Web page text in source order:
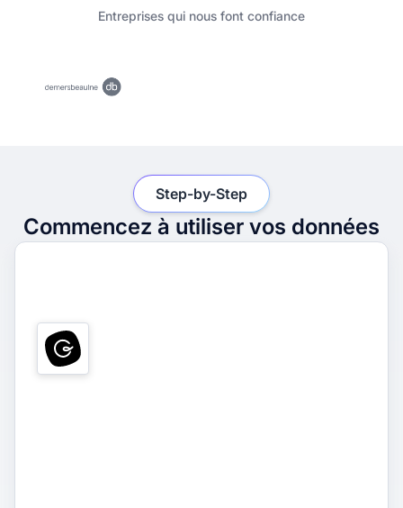
Entreprises qui nous font confiance
Commencez à utiliser vos données
Step-by-Step